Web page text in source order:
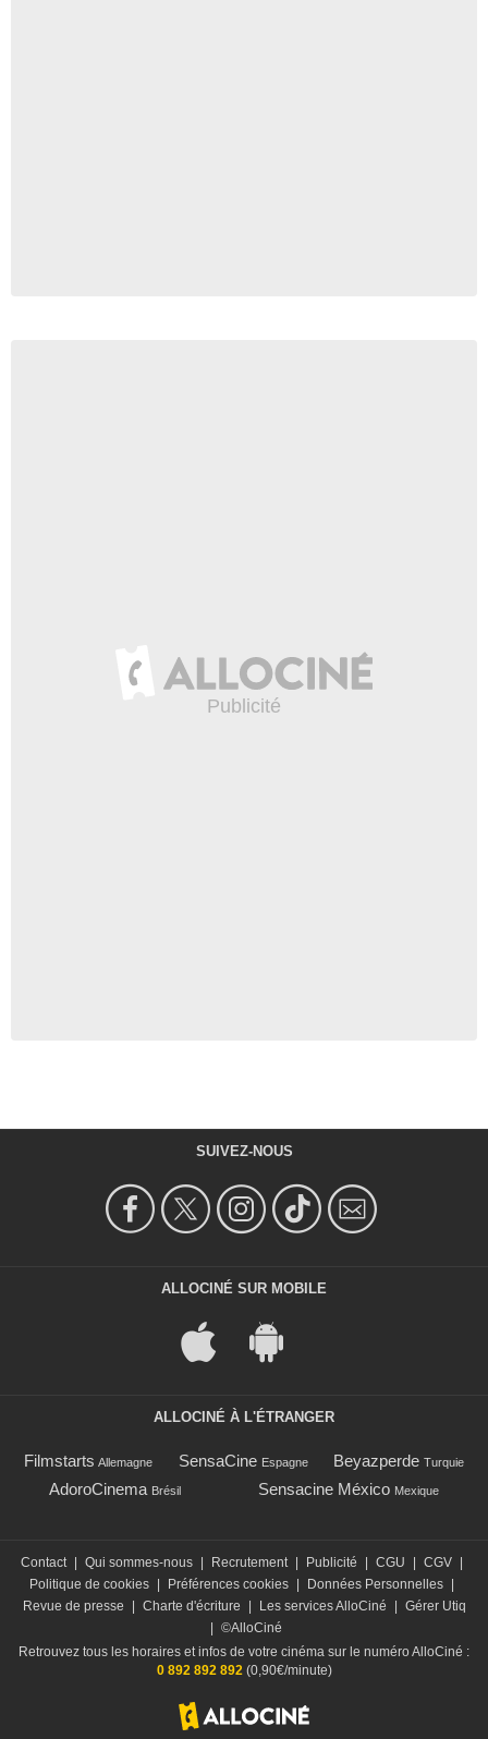
SUIVEZ-NOUS
ALLOCINÉ SUR MOBILE
ALLOCINÉ À L'ÉTRANGER
Filmstarts Allemagne SensaCine Espagne Beyazperde Turquie
AdoroCinema Brésil Sensacine México Mexique
Contact Qui sommes-nous Recrutement Publicité CGU CGV
Politique de cookies
Préférences cookies Données Personnelles
Revue de presse
Charte d'écriture Les services AlloCiné
Gérer Utiq
©AlloCiné
Retrouvez tous les horaires et infos de votre cinéma sur le numéro AlloCiné :
0 892 892 892(0,90€/minute)